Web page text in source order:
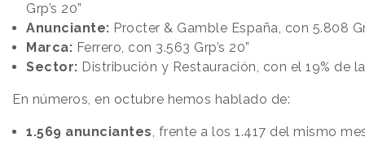
Grp’s 20”
Anunciante: Procter & Gamble España, con 5.808
Marca: Ferrero, con 3.563 Grp’s 20”
Sector: Distribución y Restauración, con el 19% de
En números, en octubre hemos hablado de:
1.569 anunciantes, frente a los 1.417 del mismo